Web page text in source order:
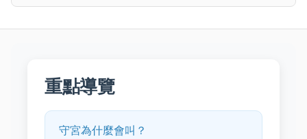
重點導覽
守宮為什麼會叫？